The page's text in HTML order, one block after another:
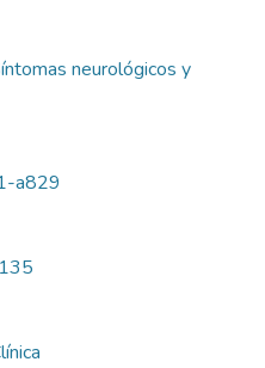
neurológicos y
a829